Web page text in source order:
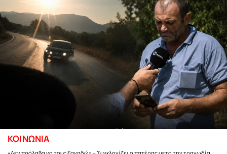
ΚΟΙΝΩΝΙΑ